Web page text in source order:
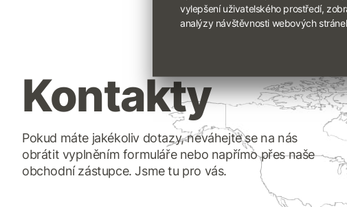
vylepšení uživatelského prostředí,
analýzy návštěvnosti webových
Kontakty
Pokud máte jakékoliv dotazy, neváhejte se na nás
obrátit vyplněním formuláře nebo napřímo přes naše
obchodní zástupce. Jsme tu pro vás.